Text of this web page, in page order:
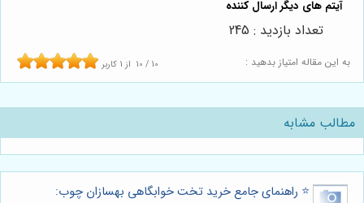
به این مقاله امتیاز بدهید : 10 / 10 از 1 کاربر
تعداد بازدید : 245
مطالب مشابه
⭐️ راهنمای جامع خرید تخت خوابگاهی بهسازان چوب: